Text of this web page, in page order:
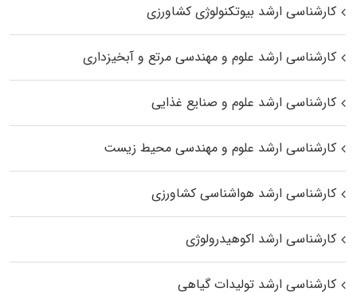
کارشناسی ارشد بیوتکنولوژی کشاورزی
کارشناسی ارشد علوم و مهندسی مرتع و آبخیزداری
کارشناسی ارشد علوم و صنایع غذایی
کارشناسی ارشد علوم و مهندسی محیط زیست
کارشناسی ارشد هواشناسی کشاورزی
کارشناسی ارشد اکوهیدرولوژی
کارشناسی ارشد تولیدات گیاهی